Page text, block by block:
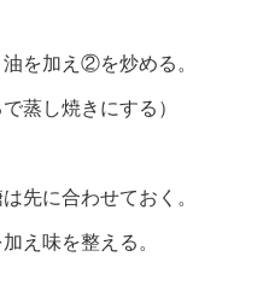
を加え②を炒める。
蒸し焼きにする）
先に合わせておく。
え味を整える。